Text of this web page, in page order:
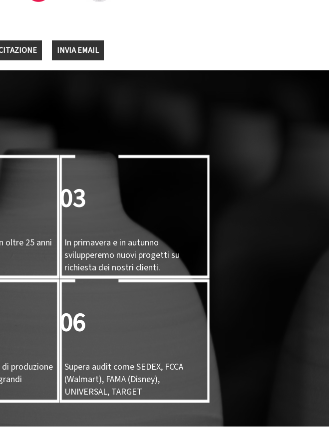
INVIA EMAIL
oltre 25 anni
03
In primavera e in autunno
svilupperemo nuovi progetti su
richiesta dei nostri clienti.
produzione
06
Supera audit come SEDEX, FCCA
(Walmart), FAMA (Disney),
UNIVERSAL, TARGET